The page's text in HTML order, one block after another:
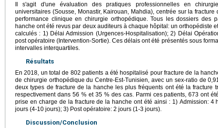
Il s'agit d'une évaluation des pratiques professionnelles en
universitaires (Sousse, Monastir, Kairouan, Mahdia), centrée sur la
performance clinique en chirurgie orthopédique. Tous les dossiers des
hanche ont été revus par deux auditeurs à chaque hôpital: un orthopédiste
calculés : 1) Délai Admission (Urgences-Hospitalisation); 2) Délai
post opératoire (Intervention-Sortie). Ces délais ont été présentés sous
intervalles interquartiles.
Résultats
En 2018, un total de 802 patients a été hospitalisé pour fracture de la
de chirurgie orthopédique du Centre-Est-Tunisien, avec un sex-ratio de
deux types de fracture de la hanche les plus fréquents ont été la fracture
respectivement dans 56 % et 35 % des cas. Parmi ces patients, 673 ont
prise en charge de la fracture de la hanche ont été ainsi : 1) Admission: 4
jours (4-10 jours); 3) Post opératoire: 2 jours (1-3 jours).
Discussion/Conclusion